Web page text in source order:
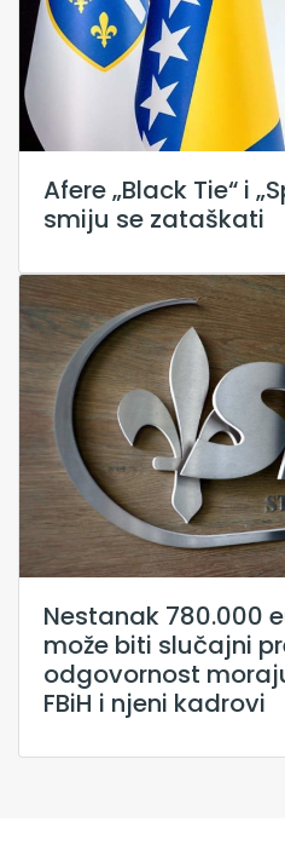
Afere „Black Tie“ i
smiju se zataškati
Nestanak 780.000
može biti slučajni
odgovornost
FBiH i njeni kadrovi